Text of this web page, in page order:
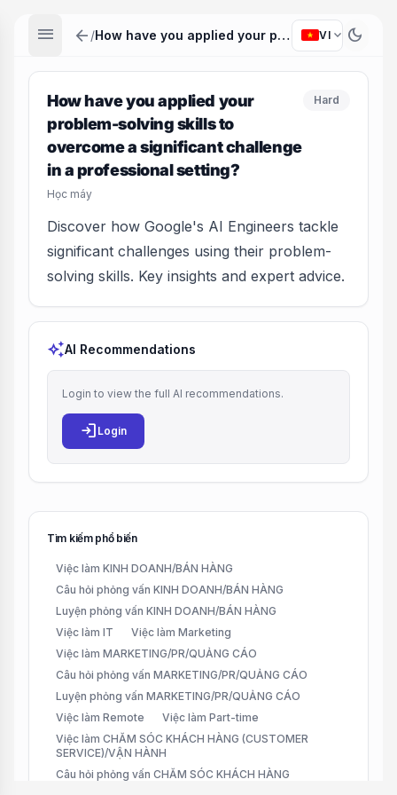
menu arrow_back / How have you applied your problem-solving skills to overcome a significant challenge in a professional setting? VI expand_more dark_mode
How have you applied your
problem-solving skills to
overcome a significant challenge
in a professional setting?
Học máy
Hard
Discover how Google's AI Engineers tackle
significant challenges using their problem-
solving skills. Key insights and expert advice.
auto_awesomeAI Recommendations
Login to view the full AI recommendations.
login Login
Tìm kiếm phổ biến
Việc làm KINH DOANH/BÁN HÀNG
Câu hỏi phỏng vấn KINH DOANH/BÁN HÀNG
Luyện phỏng vấn KINH DOANH/BÁN HÀNG
Việc làm IT
Việc làm Marketing
Việc làm MARKETING/PR/QUẢNG CÁO
Câu hỏi phỏng vấn MARKETING/PR/QUẢNG CÁO
Luyện phỏng vấn MARKETING/PR/QUẢNG CÁO
Việc làm Remote
Việc làm Part-time
Việc làm CHĂM SÓC KHÁCH HÀNG (CUSTOMER
SERVICE)/VẬN HÀNH
Câu hỏi phỏng vấn CHĂM SÓC KHÁCH HÀNG